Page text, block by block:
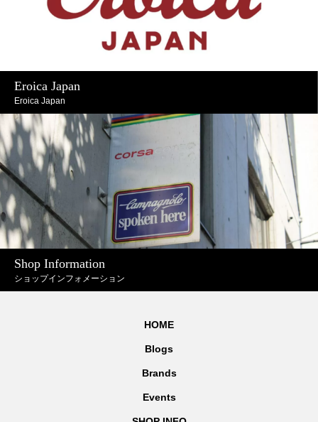
Eroica Japan
Eroica Japan
Shop Information
ショップインフォメーション
HOME
Blogs
Brands
Events